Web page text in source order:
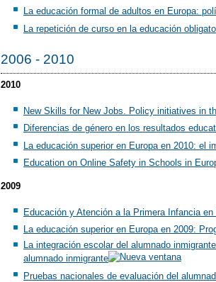
La educación formal de adultos en Europa:
La repetición de curso en la educación
2006 - 2010
2010
New Skills for New Jobs. Policy initiatives in
Diferencias de género en los resultados
La educación superior en Europa en 2010: el
Education on Online Safety in Schools in
2009
Educación y Atención a la Primera Infancia
La educación superior en Europa en 2009:
La integración escolar del alumnado
alumnado inmigrante
Pruebas nacionales de evaluación del